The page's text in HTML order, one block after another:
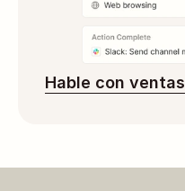
Hable con ventas